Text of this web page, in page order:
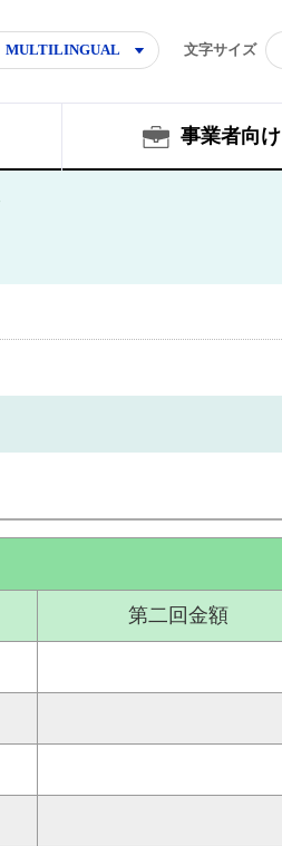
MULTILINGUAL 文字サイズ
事業者向け
第二回金額